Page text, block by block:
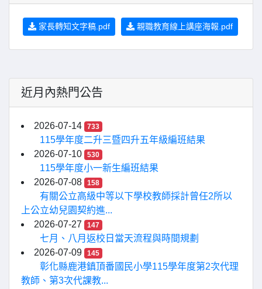
家長轉知文字稿.pdf 親職教育線上講座海報.pdf
近月內熱門公告
2026-07-14 733
115學年度二升三暨四升五年級編班結果
2026-07-10
530
115學年度小一新生編班結果
2026-07-08
158
有關公立高級中等以下學校教師採計曾任2所以
上公立幼兒園契約進...
2026-07-27
147
七月、八月返校日當天流程與時間規劃
2026-07-09
145
彰化縣鹿港鎮頂番國民小學115學年度第2次代理
教師、第3次代課教...